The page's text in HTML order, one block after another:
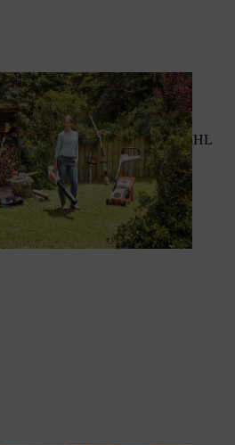
Aufgabe
anspruchsvolle Profiarbeit: STIHL
passende Akku-System. So
Lösung, die optimal auf Ihre